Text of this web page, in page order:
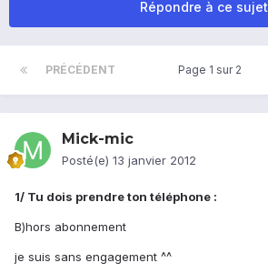
Répondre à ce sujet
PRÉCÉDENT Page 1 sur 2
Mick-mic
Posté(e) 13 janvier 2012
1/ Tu dois prendre ton téléphone :
B)hors abonnement
je suis sans engagement ^^